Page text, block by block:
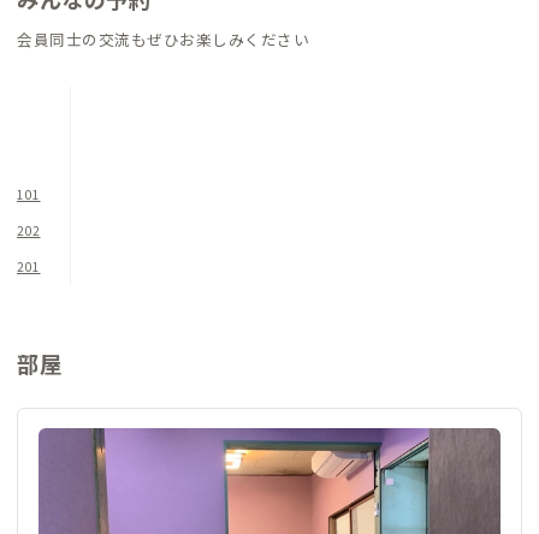
で広々。ローソファや部屋干しに使えるクローゼットがあり、共
有スペースに近いので利便性も良いお部屋です。
机や回転座椅子や、サンルームなどゆったり寛げそう。個室専用
トイレもついています。
会員同士の交流もぜひお楽しみください
101
202
201
部屋